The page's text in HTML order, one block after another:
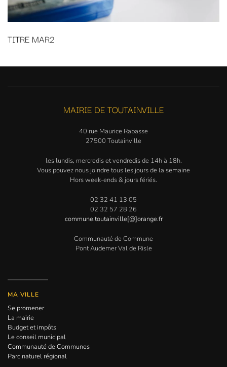
TITRE MAR2
MAIRIE DE TOUTAINVILLE
40 rue Maurice Rabasse
27500 Toutainville
les lundis, mercredis et vendredis de 14h à 18h.
Vous pouvez nous joindre tous les jours de la semaine
Hors week-ends & jours fériés.
02 32 41 13 05
02 32 57 28 26
commune.toutainville[@]orange.fr
Communauté de Commune
Pont Audemer Val de Risle
MA VILLE
Se promener
La mairie
Budget et impôts
Le conseil municipal
Communauté de Communes
Parc naturel régional